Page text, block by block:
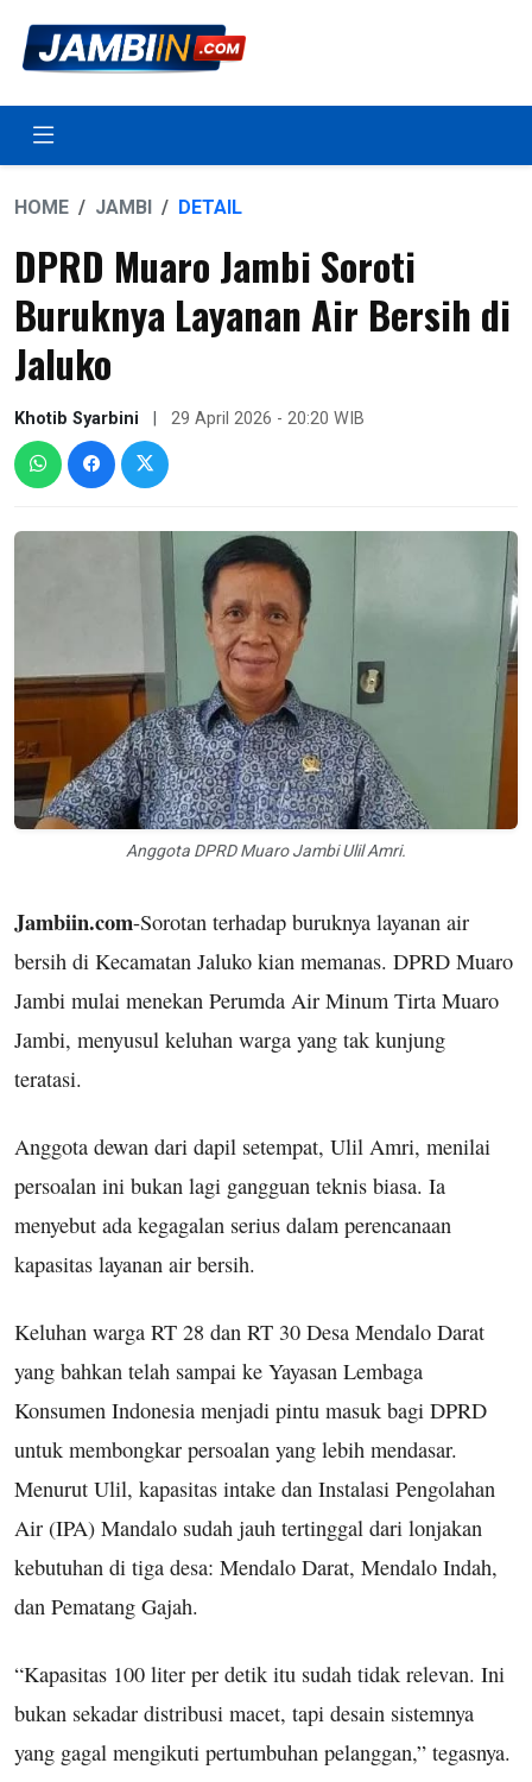
HOME JAMBI DETAIL
DPRD Muaro Jambi Soroti
Buruknya Layanan Air Bersih di
Jaluko
Khotib Syarbini 29 April 2026 - 20:20 WIB
Anggota DPRD Muaro Jambi Ulil Amri.
Jambiin.com-Sorotan terhadap buruknya layanan air
bersih di Kecamatan Jaluko kian memanas. DPRD Muaro
Jambi mulai menekan Perumda Air Minum Tirta Muaro
Jambi, menyusul keluhan warga yang tak kunjung
teratasi.
Anggota dewan dari dapil setempat, Ulil Amri, menilai
persoalan ini bukan lagi gangguan teknis biasa. Ia
menyebut ada kegagalan serius dalam perencanaan
kapasitas layanan air bersih.
Keluhan warga RT 28 dan RT 30 Desa Mendalo Darat
yang bahkan telah sampai ke Yayasan Lembaga
Konsumen Indonesia menjadi pintu masuk bagi DPRD
untuk membongkar persoalan yang lebih mendasar.
Menurut Ulil, kapasitas intake dan Instalasi Pengolahan
Air (IPA) Mandalo sudah jauh tertinggal dari lonjakan
kebutuhan di tiga desa: Mendalo Darat, Mendalo Indah,
dan Pematang Gajah.
“Kapasitas 100 liter per detik itu sudah tidak relevan. Ini
bukan sekadar distribusi macet, tapi desain sistemnya
yang gagal mengikuti pertumbuhan pelanggan,” tegasnya.